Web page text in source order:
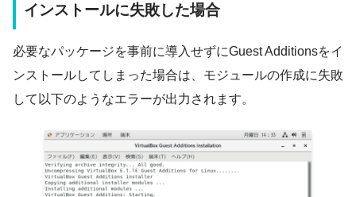
インストールに失敗した場合
必要なパッケージを事前に導入せずにGuest Additionsをイ
ンストールしてしまった場合は、モジュールの作成に失敗
して以下のようなエラーが出力されます。